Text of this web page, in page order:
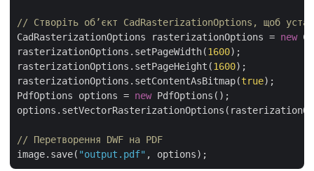
// Створіть об’єкт CadRasterizationOptions, щоб
CadRasterizationOptions rasterizationOptions = new
rasterizationOptions.setPageWidth(1600);
rasterizationOptions.setPageHeight(1600);
rasterizationOptions.setContentAsBitmap(true);
PdfOptions options = new PdfOptions();
// Перетворення DWF на PDF
image.save( "output.pdf"